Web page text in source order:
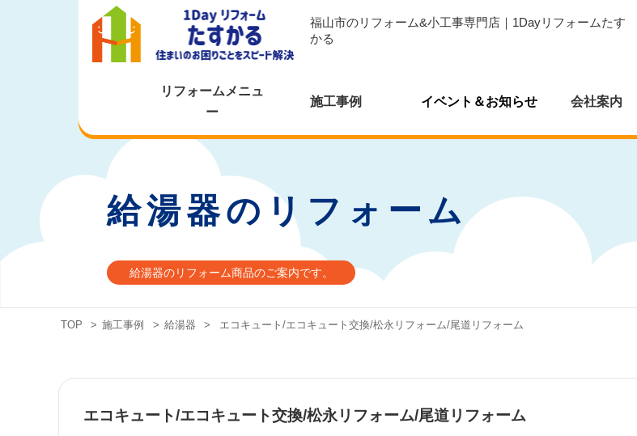
福山市のリフォーム&小工事専門店｜1Dayリフォームたす
かる
リフォームメニュ
ー
施工事例 イベント＆お知らせ 会社案内
給湯器のリフォーム
給湯器のリフォーム商品のご案内です。
TOP > 施工事例 > 給湯器 > エコキュート/エコキュート交換/松永リフォーム/尾道リフォーム
エコキュート/エコキュート交換/松永リフォーム/尾道リフォーム